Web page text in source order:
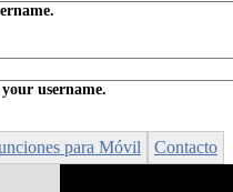
username.
para Móvil Contacto